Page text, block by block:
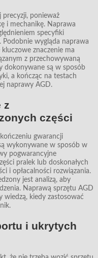
precyzji, ponieważ
i mechanikę. Naprawa
specyfiki
wygląda naprawa
znaczenie ma
z przechowywaną
dokonywane są w sposób
a kończąc na testach
naprawy AGD.
z
części
gwarancji
wykonywane w sposób w
pogwarancyjne
pralek lub doskonałych
i opłacalności rozwiązania.
jest analizą, aby
Naprawą sprzętu AGD
wiedzą, kiedy zastosować
i ukrytych